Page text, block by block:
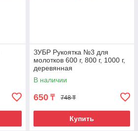
ЗУБР Рукоятка №3 для
молотков 600 г, 800 г, 1000 г,
деревянная
В наличии
650 ₸ 748 ₸
Купить